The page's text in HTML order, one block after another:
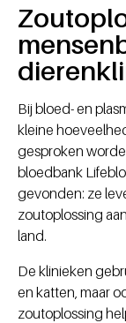
Bij bloed- en
kleine
gesproken
bloedbank
gevonden: ze
zoutoplossing
land.
De klinieken
en katten, maar
zoutoplossing